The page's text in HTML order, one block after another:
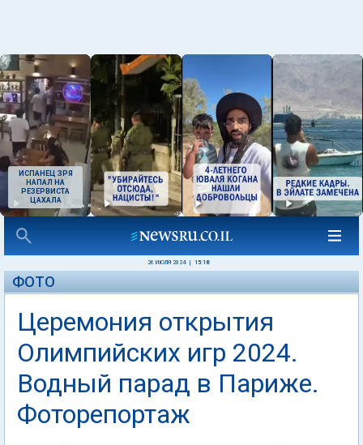
ИСПАНЕЦ ЗРЯ
НАПАЛ НА
РЕЗЕРВИСТА
ЦАХАЛА
26 ИЮЛЯ 2024 15:18
ФОТО
Церемония открытия
Олимпийских игр 2024.
Водный парад в Париже.
Фоторепортаж